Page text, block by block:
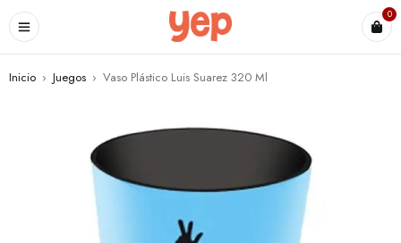
0
Inicio › Juegos › Vaso Plástico Luis Suarez 320 Ml